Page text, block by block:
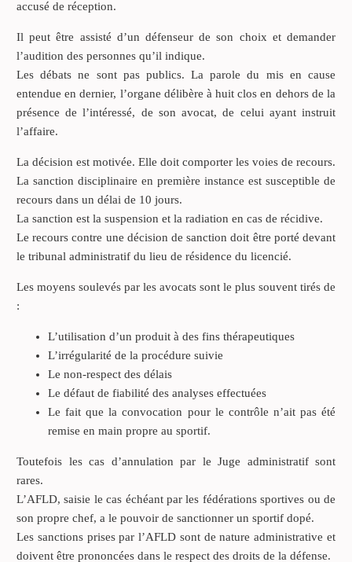
accusé de réception.
Il peut être assisté d’un défenseur de son choix et demander
l’audition des personnes qu’il indique.
Les débats ne sont pas publics. La parole du mis en cause
entendue en dernier, l’organe délibère à huit clos en dehors de la
présence de l’intéressé, de son avocat, de celui ayant instruit
l’affaire.
La décision est motivée. Elle doit comporter les voies de recours.
La sanction disciplinaire en première instance est susceptible de
recours dans un délai de 10 jours.
La sanction est la suspension et la radiation en cas de récidive.
Le recours contre une décision de sanction doit être porté devant
le tribunal administratif du lieu de résidence du licencié.
Les moyens soulevés par les avocats sont le plus souvent tirés de
:
L’utilisation d’un produit à des fins thérapeutiques
L’irrégularité de la procédure suivie
Le non-respect des délais
Le défaut de fiabilité des analyses effectuées
Le fait que la convocation pour le contrôle n’ait pas été
remise en main propre au sportif.
Toutefois les cas d’annulation par le Juge administratif sont
rares.
L’AFLD, saisie le cas échéant par les fédérations sportives ou de
son propre chef, a le pouvoir de sanctionner un sportif dopé.
Les sanctions prises par l’AFLD sont de nature administrative et
doivent être prononcées dans le respect des droits de la défense.